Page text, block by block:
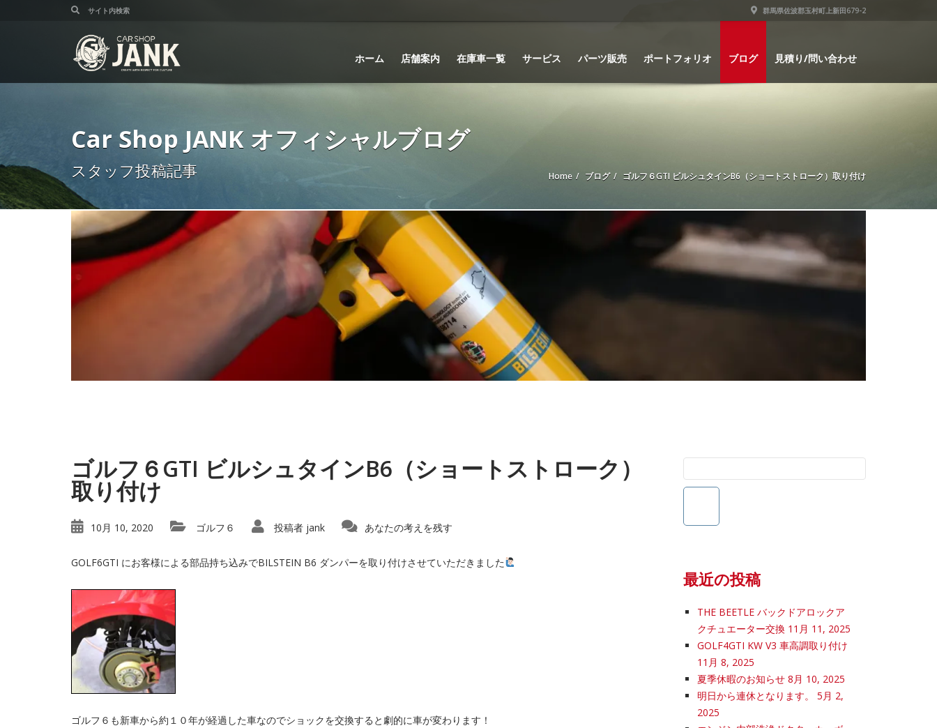
群馬県佐波郡玉村町上新田679-2
ホーム 店舗案内 在庫車一覧 サービス パーツ販売 ポートフォリオ ブログ 見積り/問い合わせ
Car Shop JANK オフィシャルブログ
スタッフ投稿記事 Home ブログ ゴルフ６GTI ビルシュタインB6（ショートストローク）取り付け
ゴルフ６GTI ビルシュタインB6（ショートストローク）
取り付け
10月 10, 2020 ゴルフ６ 投稿者 jank あなたの考えを残す
GOLF6GTI にお客様による部品持ち込みでBILSTEIN B6 ダンパーを取り付けさせていただきました
ゴルフ６も新車から約１０年が経過した車なのでショックを交換すると劇的に車が変わります！
最近の投稿
THE BEETLE バックドアロックア
クチュエーター交換 11月 11, 2025
GOLF4GTI KW V3 車高調取り付け
11月 8, 2025
夏季休暇のお知らせ 8月 10, 2025
明日から連休となります。
5月 2,
2025